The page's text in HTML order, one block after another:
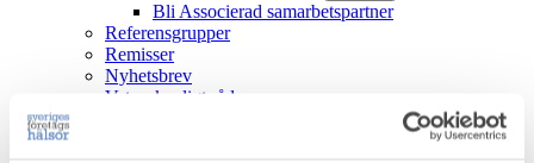
Bli Associerad samarbetspartner
Referensgrupper
Remisser
Nyhetsbrev
Vetenskapligt råd